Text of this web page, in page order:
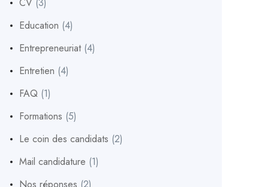
Education (4)
Entrepreneuriat(4)
Entretien (4)
FAQ(1)
Formations (5)
Le coin des candidats (2)
Mail candidature (1)